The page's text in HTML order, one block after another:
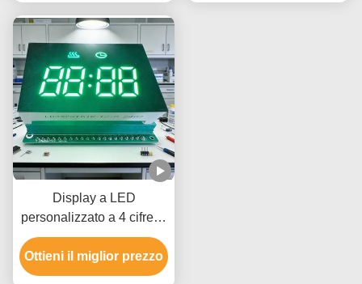
Display a LED
personalizzato a 4 cifre di
colore rosso ultra
luminoso per
apparecchiature di
Ottieni il miglior prezzo